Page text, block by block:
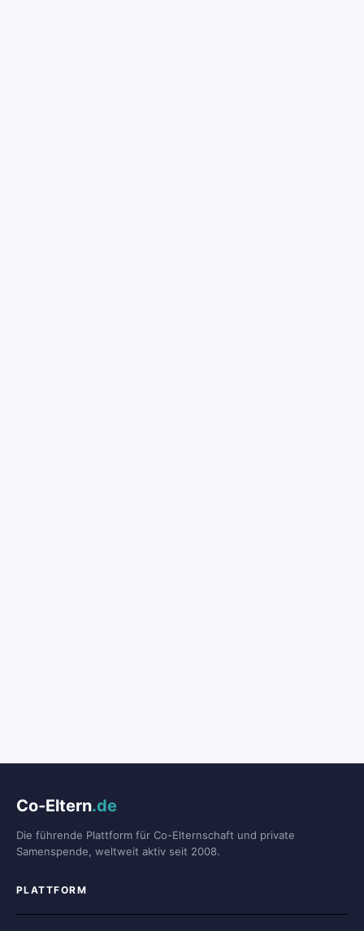
Co-Eltern.de
Die führende Plattform für Co-Elternschaft und private
Samenspende, weltweit aktiv seit 2008.
PLATTFORM